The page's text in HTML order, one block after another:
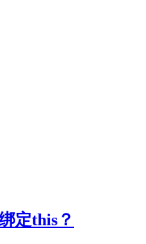
定this？